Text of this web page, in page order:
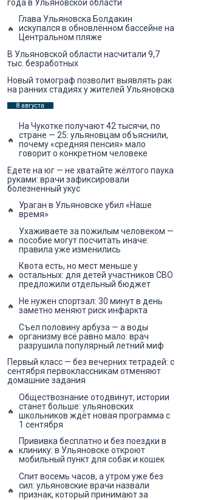
года в Ульяновской области
Глава Ульяновска Болдакин
искупался в обновлённом бассейне на
Центральном пляже
В Ульяновской области насчитали 9,7
тыс. безработных
Новый томограф позволит выявлять рак
на ранних стадиях у жителей Ульяновска
8 августа
На Чукотке получают 42 тысячи, по
стране — 25: ульяновцам объяснили,
почему «средняя пенсия» мало
говорит о конкретном человеке
Едете на юг — не хватайте жёлтого паука
руками: врачи зафиксировали
болезненный укус
Ураган в Ульяновске убил «Наше
время»
Ухаживаете за пожилым человеком —
пособие могут посчитать иначе:
правила уже изменились
Квота есть, но мест меньше у
остальных: для детей участников СВО
предложили отдельный бюджет
Не нужен спортзал: 30 минут в день
заметно меняют риск инфаркта
Съел половину арбуза — а воды
организму всё равно мало: врач
разрушила популярный летний миф
Первый класс — без вечерних тетрадей: с
сентября первоклассникам отменяют
домашние задания
Обществознание отодвинут, истории
станет больше: ульяновских
школьников ждёт новая программа с
1 сентября
Прививка бесплатно и без поездки в
клинику: в Ульяновске откроют
мобильный пункт для собак и кошек
Спит восемь часов, а утром уже без
сил: ульяновские врачи назвали
признак, который принимают за